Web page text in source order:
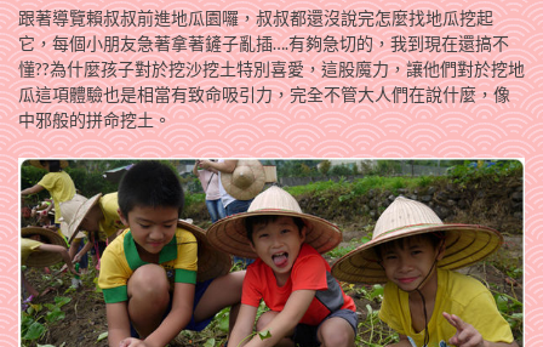
跟著導覽賴叔叔前進地瓜園囉，叔叔都還沒說完怎麼找地瓜挖起
它，每個小朋友急著拿著鏟子亂插….有夠急切的，我到現在還搞不
懂??為什麼孩子對於挖沙挖土特別喜愛，這股魔力，讓他們對於挖地
瓜這項體驗也是相當有致命吸引力，完全不管大人們在說什麼，像
中邪般的拼命挖土。